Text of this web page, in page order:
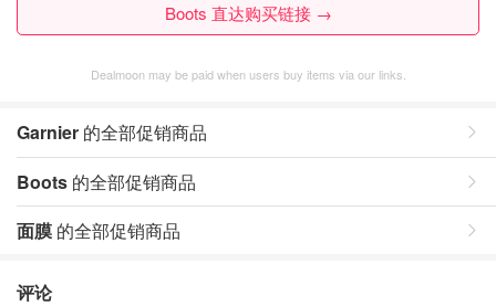
Boots 直达购买链接 →
Dealmoon may be paid when users buy items via our links.
Garnier 的全部促销商品
Boots 的全部促销商品
面膜 的全部促销商品
评论